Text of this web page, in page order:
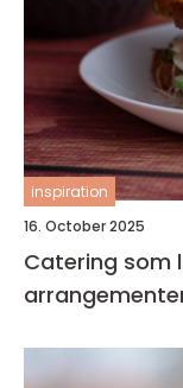
inspiration
16. October 2025
Catering som